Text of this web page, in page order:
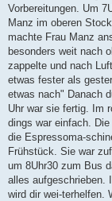
Vorbereitungen. Um
Manz im oberen
machte Frau Manz
besonders weit nach
zappelte und nach
etwas fester als
etwas nach" Danach
Uhr war sie fertig. Im
dings war einfach.
die Espressoma-
Frühstück. Sie war
um 8Uhr30 zum Bus
alles aufgeschrieben.
wird dir wei-terhelfen.